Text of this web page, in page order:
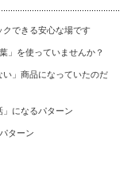
クできる安心な場です
」を使っていませんか？
い」商品になっていたのだ
」になるパターン
ターン